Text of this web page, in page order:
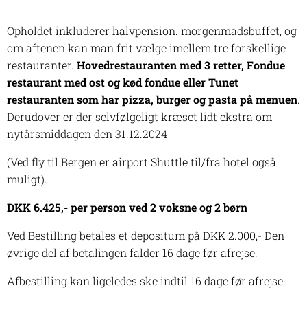
Opholdet inkluderer halvpension. morgenmadsbuffet, og
om aftenen kan man frit vælge imellem tre forskellige
restauranter. Hovedrestauranten med 3 retter, Fondue
restaurant med ost og kød fondue eller Tunet
restauranten som har pizza, burger og pasta på menuen.
Derudover er der selvfølgeligt kræset lidt ekstra om
nytårsmiddagen den 31.12.2024
(Ved fly til Bergen er airport Shuttle til/fra hotel også
muligt).
DKK 6.425,- per personved 2 voksne og 2 børn
Ved Bestilling betales et depositum på DKK 2.000,- Den
øvrige del af betalingen falder 16 dage før afrejse.
Afbestilling kan ligeledes ske indtil 16 dage før afrejse.